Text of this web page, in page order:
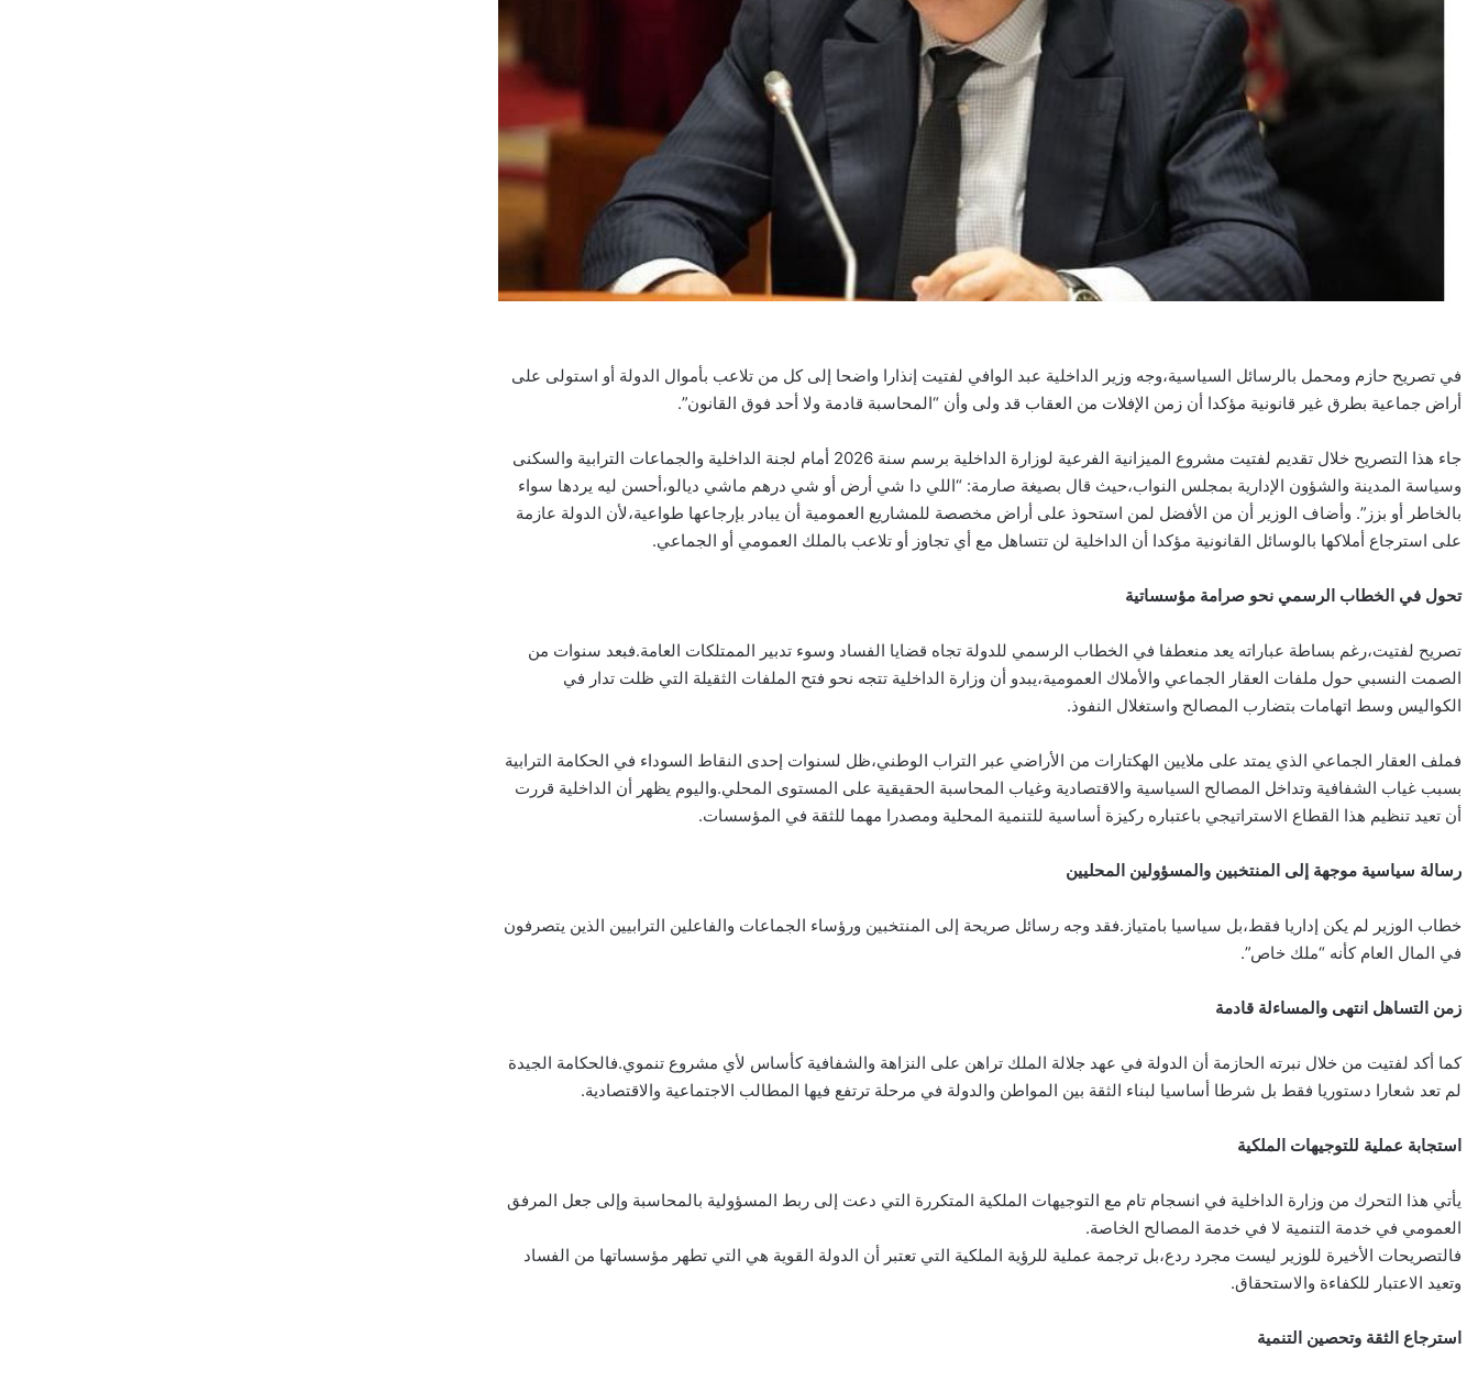
في تصريح حازم ومحمل بالرسائل السياسية،وجه وزير الداخلية عبد الوافي لفتيت إنذارا واضحا إلى كل من تلاعب بأموال الدولة أو استولى على
أراض جماعية بطرق غير قانونية مؤكدا أن زمن الإفلات من العقاب قد ولى وأن “المحاسبة قادمة ولا أحد فوق القانون”.
جاء هذا التصريح خلال تقديم لفتيت مشروع الميزانية الفرعية لوزارة الداخلية برسم سنة 2026 أمام لجنة الداخلية والجماعات الترابية والسكنى
وسياسة المدينة والشؤون الإدارية بمجلس النواب،حيث قال بصيغة صارمة: “اللي دا شي أرض أو شي درهم ماشي ديالو،أحسن ليه يردها سواء
بالخاطر أو بزز”. وأضاف الوزير أن من الأفضل لمن استحوذ على أراض مخصصة للمشاريع العمومية أن يبادر بإرجاعها طواعية،لأن الدولة عازمة
على استرجاع أملاكها بالوسائل القانونية مؤكدا أن الداخلية لن تتساهل مع أي تجاوز أو تلاعب بالملك العمومي أو الجماعي.
تحول في الخطاب الرسمي نحو صرامة مؤسساتية
تصريح لفتيت،رغم بساطة عباراته يعد منعطفا في الخطاب الرسمي للدولة تجاه قضايا الفساد وسوء تدبير الممتلكات العامة.فبعد سنوات من
الصمت النسبي حول ملفات العقار الجماعي والأملاك العمومية،يبدو أن وزارة الداخلية تتجه نحو فتح الملفات الثقيلة التي ظلت تدار في
الكواليس وسط اتهامات بتضارب المصالح واستغلال النفوذ.
فملف العقار الجماعي الذي يمتد على ملايين الهكتارات من الأراضي عبر التراب الوطني،ظل لسنوات إحدى النقاط السوداء في الحكامة الترابية
بسبب غياب الشفافية وتداخل المصالح السياسية والاقتصادية وغياب المحاسبة الحقيقية على المستوى المحلي.واليوم يظهر أن الداخلية قررت
أن تعيد تنظيم هذا القطاع الاستراتيجي باعتباره ركيزة أساسية للتنمية المحلية ومصدرا مهما للثقة في المؤسسات.
رسالة سياسية موجهة إلى المنتخبين والمسؤولين المحليين
خطاب الوزير لم يكن إداريا فقط،بل سياسيا بامتياز.فقد وجه رسائل صريحة إلى المنتخبين ورؤساء الجماعات والفاعلين الترابيين الذين يتصرفون
في المال العام كأنه “ملك خاص”.
زمن التساهل انتهى والمساءلة قادمة
كما أكد لفتيت من خلال نبرته الحازمة أن الدولة في عهد جلالة الملك تراهن على النزاهة والشفافية كأساس لأي مشروع تنموي.فالحكامة الجيدة
لم تعد شعارا دستوريا فقط بل شرطا أساسيا لبناء الثقة بين المواطن والدولة في مرحلة ترتفع فيها المطالب الاجتماعية والاقتصادية.
استجابة عملية للتوجيهات الملكية
يأتي هذا التحرك من وزارة الداخلية في انسجام تام مع التوجيهات الملكية المتكررة التي دعت إلى ربط المسؤولية بالمحاسبة وإلى جعل المرفق
العمومي في خدمة التنمية لا في خدمة المصالح الخاصة.
فالتصريحات الأخيرة للوزير ليست مجرد ردع،بل ترجمة عملية للرؤية الملكية التي تعتبر أن الدولة القوية هي التي تطهر مؤسساتها من الفساد
وتعيد الاعتبار للكفاءة والاستحقاق.
استرجاع الثقة وتحصين التنمية